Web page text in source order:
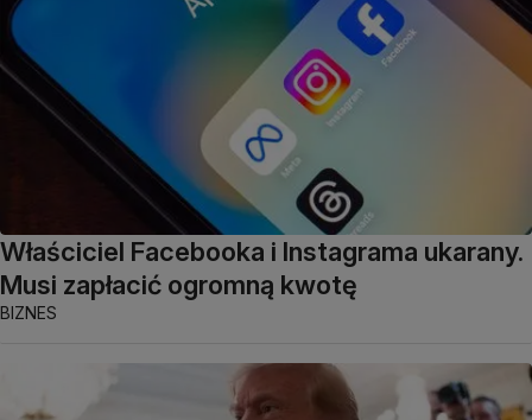
Właściciel Facebooka i Instagrama ukarany.
Musi zapłacić ogromną kwotę
BIZNES